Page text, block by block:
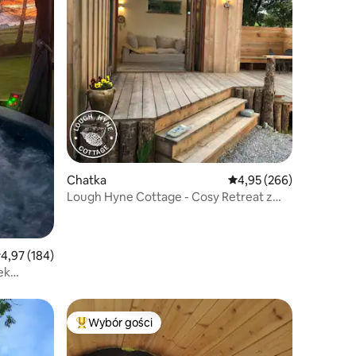
ocena: 4,97 na 5, liczba recenzji: 184
4,97 (184)
Chatka Średnia ocena: 4,95
4,95 (266)
Lough Hyne Cottage - Cosy Retreat z
gości Najpopularniejsze z kategorii Wybór gości
Wybór gości